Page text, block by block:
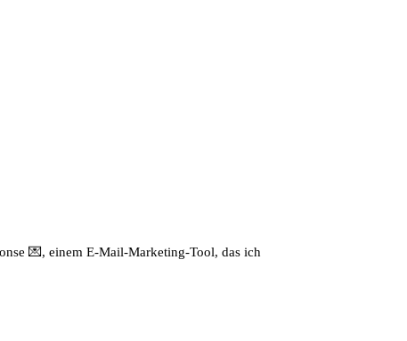
💌, einem E-Mail-Marketing-Tool, das ich